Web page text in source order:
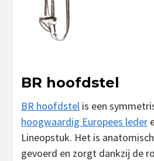
BR hoofdstel
BR hoofdstel is een
hoogwaardig Europees leder
Lineopstuk. Het is
gevoerd en zorgt dankzij de